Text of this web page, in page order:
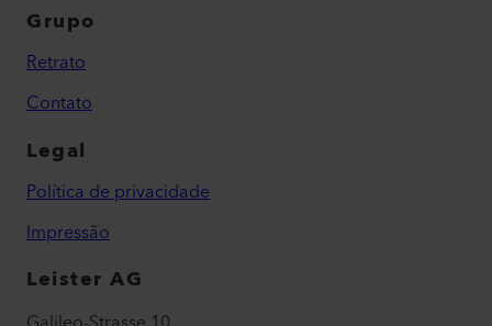
Grupo
Retrato
Contato
Legal
Política de privacidade
Impressão
Leister AG